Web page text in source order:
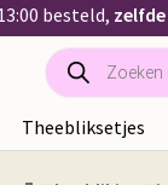
besteld,
Producten
zoeken
Theebliksetjes